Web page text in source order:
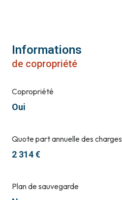
Informations
de copropriété
Copropriété
Oui
Quote part annuelle des charges
2 314 €
Plan de sauvegarde